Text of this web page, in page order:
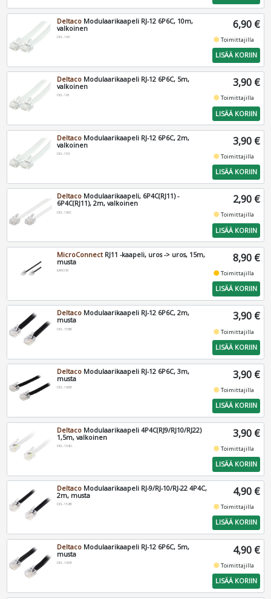
Deltaco Modulaarikaapeli RJ-12 6P6C, 10m,
valkoinen
DEL-163
6,90 €
fiber_manual_recordToimittajilla
LISÄÄ KORIIN
Deltaco Modulaarikaapeli RJ-12 6P6C, 5m,
valkoinen
DEL-161
3,90 €
fiber_manual_recordToimittajilla
LISÄÄ KORIIN
Deltaco Modulaarikaapeli RJ-12 6P6C, 2m,
valkoinen
DEL-159
3,90 €
fiber_manual_recordToimittajilla
LISÄÄ KORIIN
Deltaco Modulaarikaapeli, 6P4C(RJ11) -
6P4C(RJ11), 2m, valkoinen
DEL-160C
2,90 €
fiber_manual_recordToimittajilla
LISÄÄ KORIIN
MicroConnect RJ11 -kaapeli, uros -> uros, 15m,
musta
MPK191
8,90 €
fiber_manual_recordToimittajilla
LISÄÄ KORIIN
Deltaco Modulaarikaapeli RJ-12 6P6C, 2m,
musta
DEL-159B
3,90 €
fiber_manual_recordToimittajilla
LISÄÄ KORIIN
Deltaco Modulaarikaapeli RJ-12 6P6C, 3m,
musta
DEL-160B
3,90 €
fiber_manual_recordToimittajilla
LISÄÄ KORIIN
Deltaco Modulaarikaapeli 4P4C(RJ9/RJ10/RJ22)
1,5m, valkoinen
DEL-154D
3,90 €
fiber_manual_recordToimittajilla
LISÄÄ KORIIN
Deltaco Modulaarikaapeli RJ-9/RJ-10/RJ-22 4P4C,
2m, musta
DEL-154B
4,90 €
fiber_manual_recordToimittajilla
LISÄÄ KORIIN
Deltaco Modulaarikaapeli RJ-12 6P6C, 5m,
musta
DEL-161B
4,90 €
fiber_manual_recordToimittajilla
LISÄÄ KORIIN